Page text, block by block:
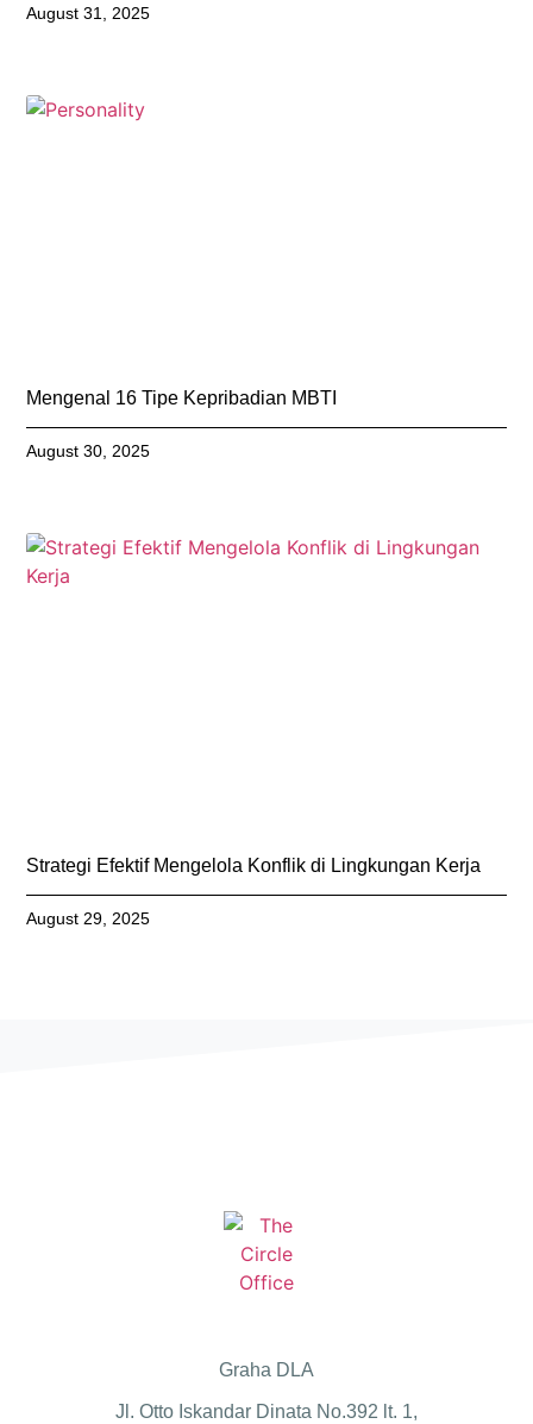
August 31, 2025
Mengenal 16 Tipe Kepribadian MBTI
August 30, 2025
Strategi Efektif Mengelola Konflik di Lingkungan Kerja
August 29, 2025
Graha DLA
Jl. Otto Iskandar Dinata No.392 lt. 1,